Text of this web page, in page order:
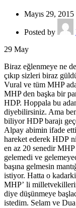
Mayıs 29, 2015
Posted by
29 May
Biraz eğlenmeye ne
çıkıp sizleri biraz
Vural ve tüm MHP
MHP den başka bir
HDP. Hoppala bu
diyebilirsiniz. Ama
biliyor HDP barajı
Alpay abimin ifade
hareket ederek HDP
en az 20 senedir MHP
gelemedi ve
başına gelmesin
istiyor. Hatta o
MHP’ li
diye düşünmeye
istedim. Selam ve